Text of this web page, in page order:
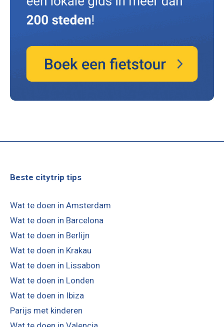
Beste citytrip tips
Wat te doen in Amsterdam
Wat te doen in Barcelona
Wat te doen in Berlijn
Wat te doen in Krakau
Wat te doen in Lissabon
Wat te doen in Londen
Wat te doen in Ibiza
Parijs met kinderen